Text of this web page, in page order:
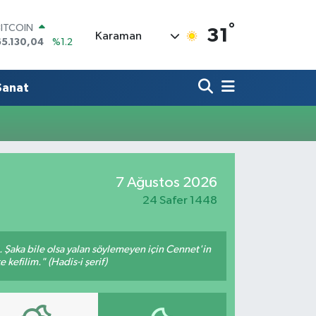
%1.2
%0.17
ALTIN
%2.59
Karaman 31 °
7 Ağustos 2026
24 Safer 1448
Şaka bile olsa yalan söylemeyen için Cennet'in
kefilim." (Hadis-i şerif)